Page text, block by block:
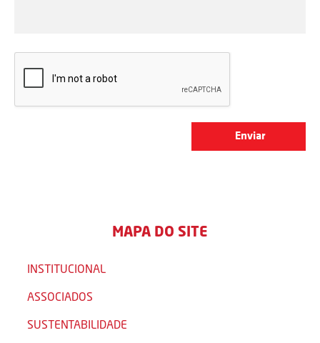
MAPA DO SITE
INSTITUCIONAL
ASSOCIADOS
SUSTENTABILIDADE